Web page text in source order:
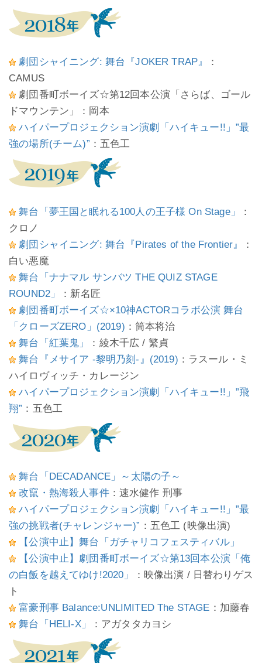
劇団シャイニング: 舞台『JOKER TRAP』
：
CAMUS
劇団番町ボーイズ☆第12回本公演「さらば、ゴール
ドマウンテン」：岡本
ハイパープロジェクション演劇「ハイキュー!!」”最
強の場所(チーム)” ：五色工
舞台「夢王国と眠れる100人の王子様 On Stage」
：
クロノ
劇団シャイニング: 舞台『Pirates of the Frontier』
：
白い悪魔
舞台「ナナマル サンバツ THE QUIZ STAGE
ROUND2」
：新名匠
劇団番町ボーイズ☆×10神ACTORコラボ公演 舞台
「クローズZERO」(2019) ：筒本将治
舞台「紅葉鬼」
：綾木千広 / 繁貞
舞台『メサイア -黎明乃刻-』(2019) ：ラスール・ミ
ハイロヴィッチ・カレージン
ハイパープロジェクション演劇「ハイキュー!!」”飛
翔” ：五色工
舞台「DECADANCE」～太陽の子～
改竄・熱海殺人事件：速水健作 刑事
ハイパープロジェクション演劇「ハイキュー!!」”最
強の挑戦者(チャレンジャー)” ：五色工 (映像出演)
【公演中止】舞台「ガチャリコフェスティバル」
【公演中止】劇団番町ボーイズ☆第13回本公演「俺
の白飯を越えてゆけ!2020」
：映像出演 / 日替わりゲス
ト
富豪刑事 Balance:UNLIMITED The STAGE ：加藤春
舞台「HELI-X」
：アガタタカヨシ